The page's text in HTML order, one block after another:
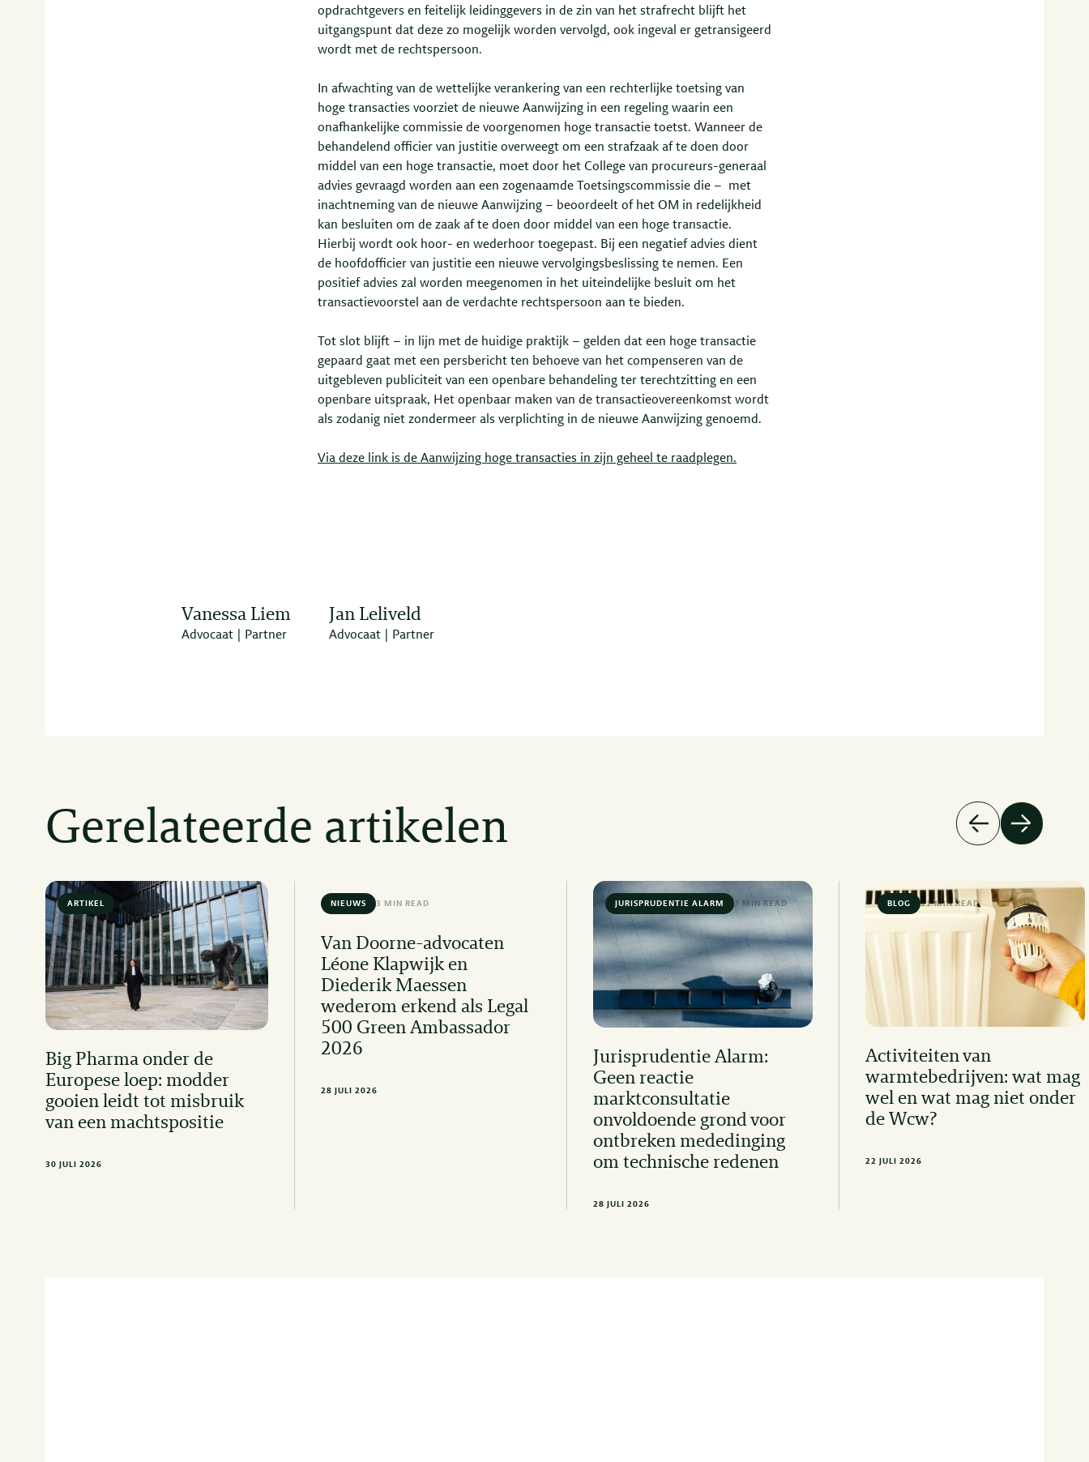
opdrachtgevers en feitelijk leidinggevers in de zin van het strafrecht blijft het
uitgangspunt dat deze zo mogelijk worden vervolgd, ook ingeval er getransigeerd
wordt met de rechtspersoon.
In afwachting van de wettelijke verankering van een rechterlijke toetsing van
hoge transacties voorziet de nieuwe Aanwijzing in een regeling waarin een
onafhankelijke commissie de voorgenomen hoge transactie toetst. Wanneer de
behandelend officier van justitie overweegt om een strafzaak af te doen door
middel van een hoge transactie, moet door het College van procureurs-generaal
advies gevraagd worden aan een zogenaamde Toetsingscommissie die – met
inachtneming van de nieuwe Aanwijzing – beoordeelt of het OM in redelijkheid
kan besluiten om de zaak af te doen door middel van een hoge transactie.
Hierbij wordt ook hoor- en wederhoor toegepast. Bij een negatief advies dient
de hoofdofficier van justitie een nieuwe vervolgingsbeslissing te nemen. Een
positief advies zal worden meegenomen in het uiteindelijke besluit om het
transactievoorstel aan de verdachte rechtspersoon aan te bieden.
Tot slot blijft – in lijn met de huidige praktijk – gelden dat een hoge transactie
gepaard gaat met een persbericht ten behoeve van het compenseren van de
uitgebleven publiciteit van een openbare behandeling ter terechtzitting en een
openbare uitspraak, Het openbaar maken van de transactieovereenkomst wordt
als zodanig niet zondermeer als verplichting in de nieuwe Aanwijzing genoemd.
Via deze link is de Aanwijzing hoge transacties in zijn geheel te raadplegen.
Vanessa Liem
Advocaat | Partner
Jan Leliveld
Advocaat | Partner
Gerelateerde artikelen
ARTIKEL 6 MIN READ
Big Pharma onder de
Europese loep: modder
gooien leidt tot misbruik
van een machtspositie
30 JULI 2026
NIEUWS 3 MIN READ
Van Doorne-advocaten
Léone Klapwijk en
Diederik Maessen
wederom erkend als Legal
500 Green Ambassador
2026
28 JULI 2026
JURISPRUDENTIE ALARM 7 MIN READ
Jurisprudentie Alarm:
Geen reactie
marktconsultatie
onvoldoende grond voor
ontbreken mededinging
om technische redenen
28 JULI 2026
BLOG 11 MIN READ
Activiteiten van
warmtebedrijven: wat mag
wel en wat mag niet onder
de Wcw?
22 JULI 2026